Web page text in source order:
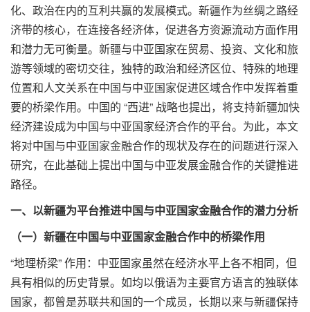
化、政治在内的互利共赢的发展模式。新疆作为丝绸之路经
济带的核心，在连接各经济体，促进各方资源流动方面作用
和潜力无可衡量。新疆与中亚国家在贸易、投资、文化和旅
游等领域的密切交往，独特的政治和经济区位、特殊的地理
位置和人文关系在中国与中亚国家促进区域合作中发挥着重
要的桥梁作用。中国的 “西进” 战略也提出，将支持新疆加快
经济建设成为中国与中亚国家经济合作的平台。为此，本文
将对中国与中亚国家金融合作的现状及存在的问题进行深入
研究，在此基础上提出中国与中亚发展金融合作的关键推进
路径。
一、以新疆为平台推进中国与中亚国家金融合作的潜力分析
（一）新疆在中国与中亚国家金融合作中的桥梁作用
“地理桥梁” 作用：中亚国家虽然在经济水平上各不相同，但
具有相似的历史背景。如均以俄语为主要官方语言的独联体
国家，都曾是苏联共和国的一个成员，长期以来与新疆保持